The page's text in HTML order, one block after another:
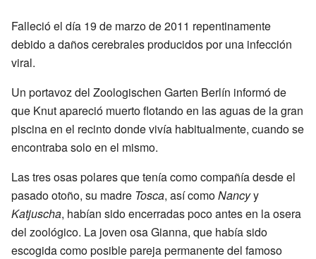
Falleció el día 19 de marzo de 2011 repentinamente
debido a daños cerebrales producidos por una infección
viral.
Un portavoz del Zoologischen Garten Berlín informó de
que Knut apareció muerto flotando en las aguas de la gran
piscina en el recinto donde vivía habitualmente, cuando se
encontraba solo en el mismo.
Las tres osas polares que tenía como compañía desde el
pasado otoño, su madre Tosca, así comoNancyy
Katjuscha, habían sido encerradas poco antes en la osera
del zoológico. La joven osa Gianna, que había sido
escogida como posible pareja permanente del famoso